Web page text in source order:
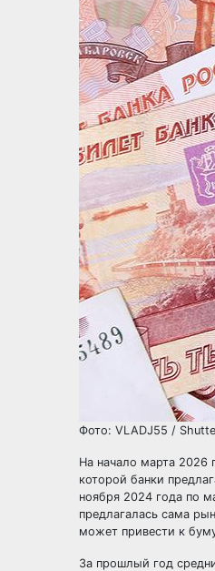
Фото: VLADJ55 /
На начало марта
которой банки
ноября 2024 года по
предлагалась сама
может привести к
За прошлый год